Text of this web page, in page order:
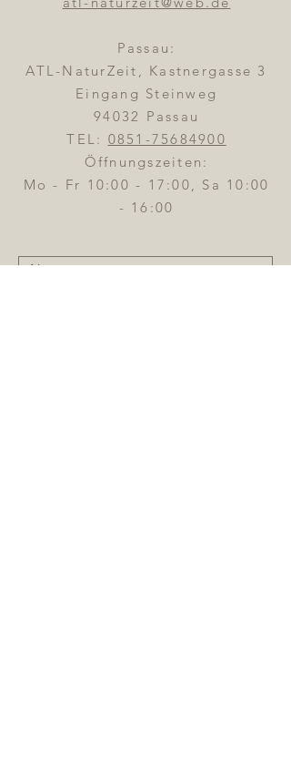
Passau:
ATL-NaturZeit, Kastnergasse 3
Eingang Steinweg
94032 Passau
TEL: 0851-75684900
Öffnungszeiten:
Mo - Fr 10:00 - 17:00, Sa 10:00
- 16:00